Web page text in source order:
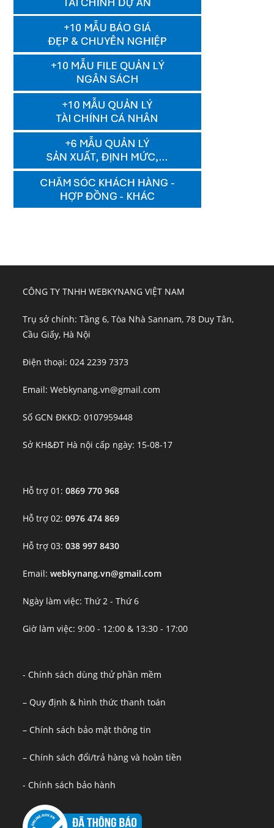
CÔNG TY TNHH WEBKYNANG VIỆT NAM
Trụ sở chính: Tầng 6, Tòa Nhà Sannam, 78 Duy Tân,
Cầu Giấy, Hà Nội
Điện thoại: 024 2239 7373
Email: Webkynang.vn@gmail.com
Số GCN ĐKKD: 0107959448
Sở KH&ĐT Hà nội cấp ngày: 15-08-17
Hỗ trợ 01:0869 770 968
Hỗ trợ 02:0976 474 869
Hỗ trợ 03:038 997 8430
Email:webkynang.vn@gmail.com
Ngày làm việc: Thứ 2 - Thứ 6
Giờ làm việc: 9:00 - 12:00 & 13:30 - 17:00
- Chính sách dùng thử phần mềm
– Quy định & hình thức thanh toán
– Chính sách bảo mật thông tin
– Chính sách đổi/trả hàng và hoàn tiền
- Chính sách bảo hành